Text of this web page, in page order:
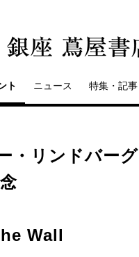
ト ニュース 特集・記事
・リンドバーグ
Wall